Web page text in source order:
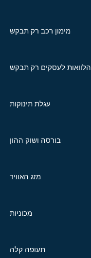
מימון רכב רק תבקש
הלוואות לעסקים רק תבקש
עגלת תינוקות
בורסה ושוק ההון
מזג האוויר
מכוניות
תעופה קלה